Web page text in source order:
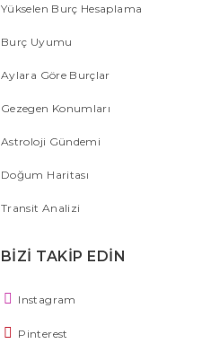
Yükselen Burç Hesaplama
Burç Uyumu
Aylara Göre Burçlar
Gezegen Konumları
Astroloji Gündemi
Doğum Haritası
Transit Analizi
BİZİ TAKİP EDİN
Instagram
Pinterest